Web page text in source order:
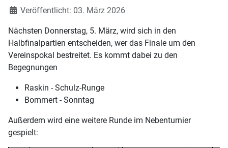
Veröffentlicht: 03. März 2026
Nächsten Donnerstag, 5. März, wird sich in den
Halbfinalpartien entscheiden, wer das Finale um den
Vereinspokal bestreitet. Es kommt dabei zu den
Begegnungen
Raskin - Schulz-Runge
Bommert - Sonntag
Außerdem wird eine weitere Runde im Nebenturnier
gespielt: